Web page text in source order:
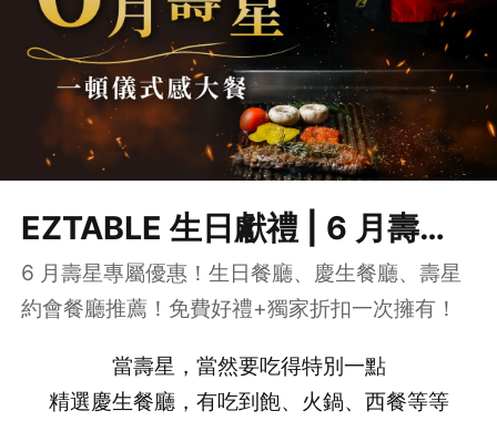
EZTABLE 生日獻禮 | 6 月壽星
優惠
6 月壽星專屬優惠！生日餐廳、慶生餐廳、壽星
約會餐廳推薦！免費好禮+獨家折扣一次擁有！
當壽星，當然要吃得特別一點
精選慶生餐廳，有吃到飽、火鍋、西餐等等